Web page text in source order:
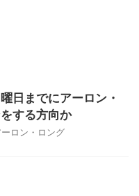
日までにアーロン・
する方向か
ーロン・ロング